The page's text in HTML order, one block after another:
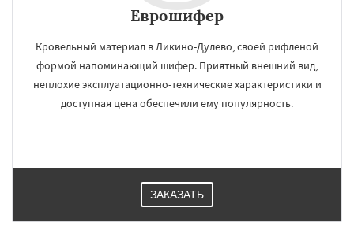
Еврошифер
Кровельный материал в Ликино-Дулево, своей рифленой
формой напоминающий шифер. Приятный внешний вид,
неплохие эксплуатационно-технические характеристики и
доступная цена обеспечили ему популярность.
ЗАКАЗАТЬ